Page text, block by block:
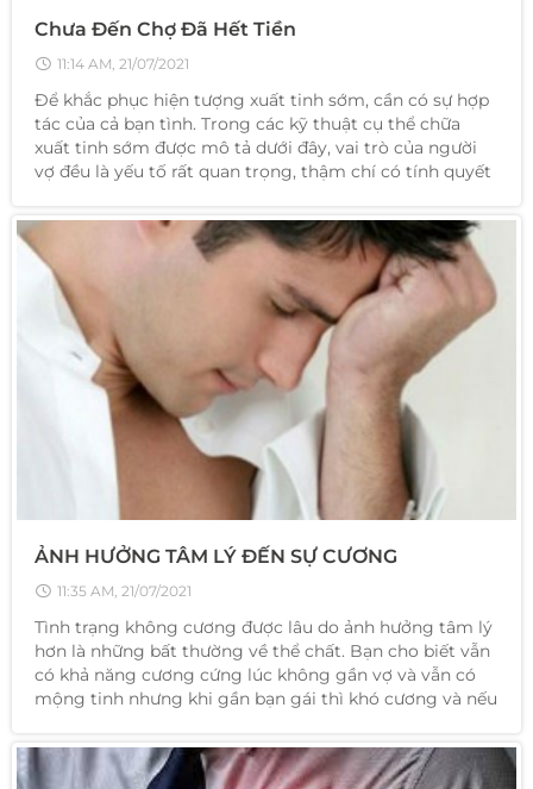
Chưa Đến Chợ Đã Hết Tiền
11:14 AM, 21/07/2021
Để khắc phục hiện tượng xuất tinh sớm, cần có sự hợp
tác của cả bạn tình. Trong các kỹ thuật cụ thể chữa
xuất tinh sớm được mô tả dưới đây, vai trò của người
vợ đều là yếu tố rất quan trọng, thậm chí có tính quyết
ẢNH HƯỞNG TÂM LÝ ĐẾN SỰ CƯƠNG
11:35 AM, 21/07/2021
Tình trạng không cương được lâu do ảnh hưởng tâm lý
hơn là những bất thường về thể chất. Bạn cho biết vẫn
có khả năng cương cứng lúc không gần vợ và vẫn có
mộng tinh nhưng khi gần bạn gái thì khó cương và nếu